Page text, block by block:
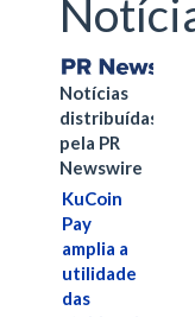
Notícias
distribuídas
pela PR
Newswire
KuCoin
Pay
amplia a
utilidade
das